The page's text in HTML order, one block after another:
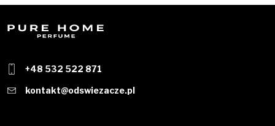
+48 532 522 871
kontakt@odswiezacze.pl